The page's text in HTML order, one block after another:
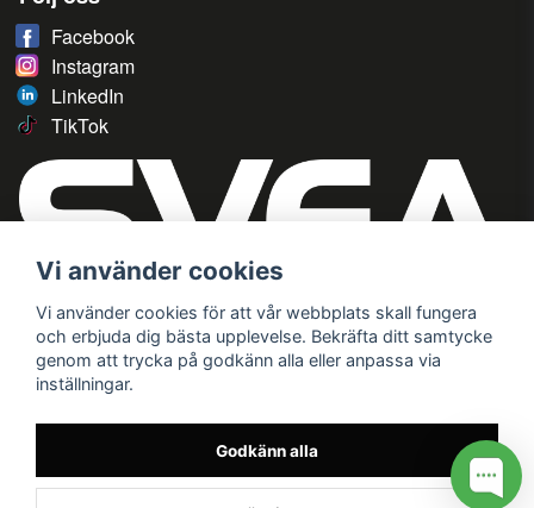
Facebook
Instagram
LinkedIn
TikTok
Vi använder cookies
Vi använder cookies för att vår webbplats skall fungera
och erbjuda dig bästa upplevelse. Bekräfta ditt samtycke
genom att trycka på godkänn alla eller anpassa via
inställningar.
Godkänn alla